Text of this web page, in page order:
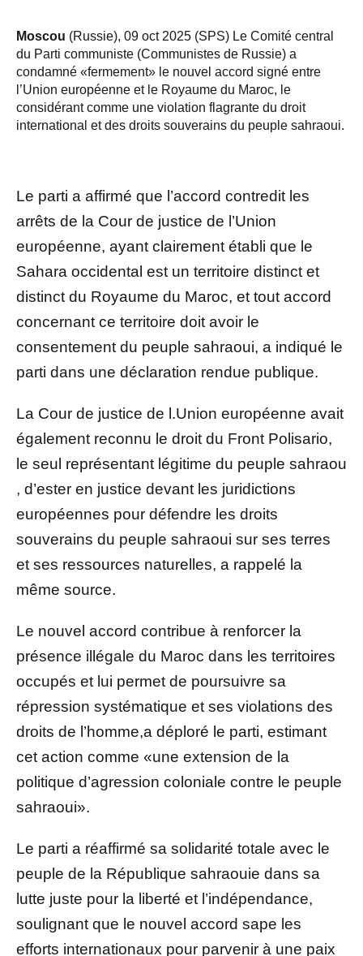
Moscou (Russie), 09 oct 2025 (SPS) Le Comité central
du Parti communiste (Communistes de Russie) a
condamné «fermement» le nouvel accord signé entre
l’Union européenne et le Royaume du Maroc, le
considérant comme une violation flagrante du droit
international et des droits souverains du peuple sahraoui.
Le parti a affirmé que l’accord contredit les
arrêts de la Cour de justice de l’Union
européenne, ayant clairement établi que le
Sahara occidental est un territoire distinct et
distinct du Royaume du Maroc, et tout accord
concernant ce territoire doit avoir le
consentement du peuple sahraoui, a indiqué le
parti dans une déclaration rendue publique.
La Cour de justice de l.Union européenne avait
également reconnu le droit du Front Polisario,
le seul représentant légitime du peuple sahraou
, d’ester en justice devant les juridictions
européennes pour défendre les droits
souverains du peuple sahraoui sur ses terres
et ses ressources naturelles, a rappelé la
même source.
Le nouvel accord contribue à renforcer la
présence illégale du Maroc dans les territoires
occupés et lui permet de poursuivre sa
répression systématique et ses violations des
droits de l’homme,a déploré le parti, estimant
cet action comme «une extension de la
politique d’agression coloniale contre le peuple
sahraoui».
Le parti a réaffirmé sa solidarité totale avec le
peuple de la République sahraouie dans sa
lutte juste pour la liberté et l’indépendance,
soulignant que le nouvel accord sape les
efforts internationaux pour parvenir à une paix